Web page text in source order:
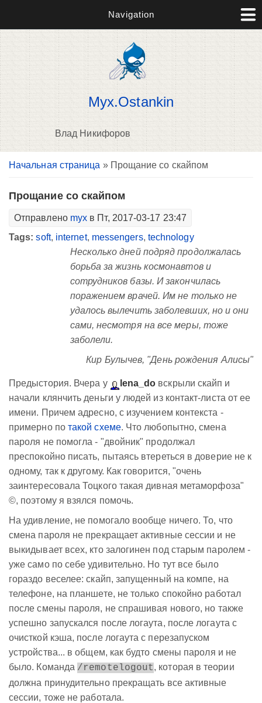
Navigation
Myx.Ostankin
Влад Никифоров
Вы здесь
Начальная страница » Прощание со скайпом
Прощание со скайпом
Отправлено myx в Пт, 2017-03-17 23:47
Tags:soft, internet, messengers, technology
Несколько дней подряд продолжалась
борьба за жизнь космонавтов и
сотрудников базы. И закончилась
поражением врачей. Им не только не
удалось вылечить заболевших, но и они
сами, несмотря на все меры, тоже
заболели.
Кир Булычев, "День рождения Алисы"
Предыстория. Вчера у lena_do вскрыли скайп и
начали клянчить деньги у людей из контакт-листа от ее
имени. Причем адресно, с изучением контекста -
примерно по такой схеме. Что любопытно, смена
пароля не помогла - "двойник" продолжал
преспокойно писать, пытаясь втереться в доверие не к
одному, так к другому. Как говорится, "очень
заинтересовала Тоцкого такая дивная метаморфоза"
©, поэтому я взялся помочь.
На удивление, не помогало вообще ничего. То, что
смена пароля не прекращает активные сессии и не
выкидывает всех, кто залогинен под старым паролем -
уже само по себе удивительно. Но тут все было
гораздо веселее: cкайп, запущенный на компе, на
телефоне, на планшете, не только спокойно работал
после смены пароля, не спрашивая нового, но также
успешно запускался после логаута, после логаута с
очисткой кэша, после логаута с перезапуском
устройства... в общем, как будто смены пароля и не
было. Команда /remotelogout, которая в теории
должна принудительно прекращать все активные
сессии, тоже не работала.